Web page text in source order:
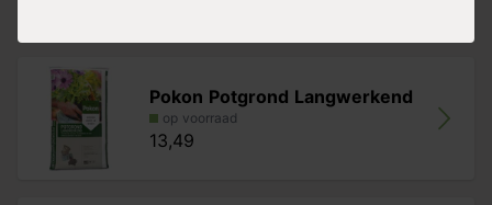
Pokon Potgrond Langwerkend
op voorraad
13,49